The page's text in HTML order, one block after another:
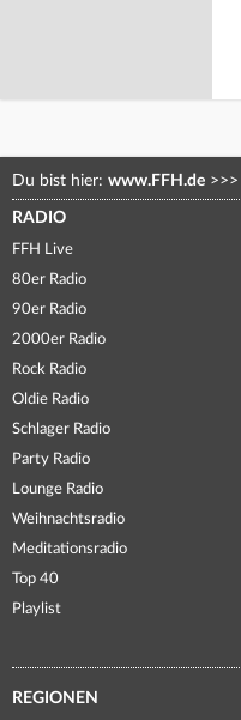
Du bist hier: www.FFH.de >>>
RADIO
FFH Live
80er Radio
90er Radio
2000er Radio
Rock Radio
Oldie Radio
Schlager Radio
Party Radio
Lounge Radio
Weihnachtsradio
Meditationsradio
Top 40
Playlist
REGIONEN